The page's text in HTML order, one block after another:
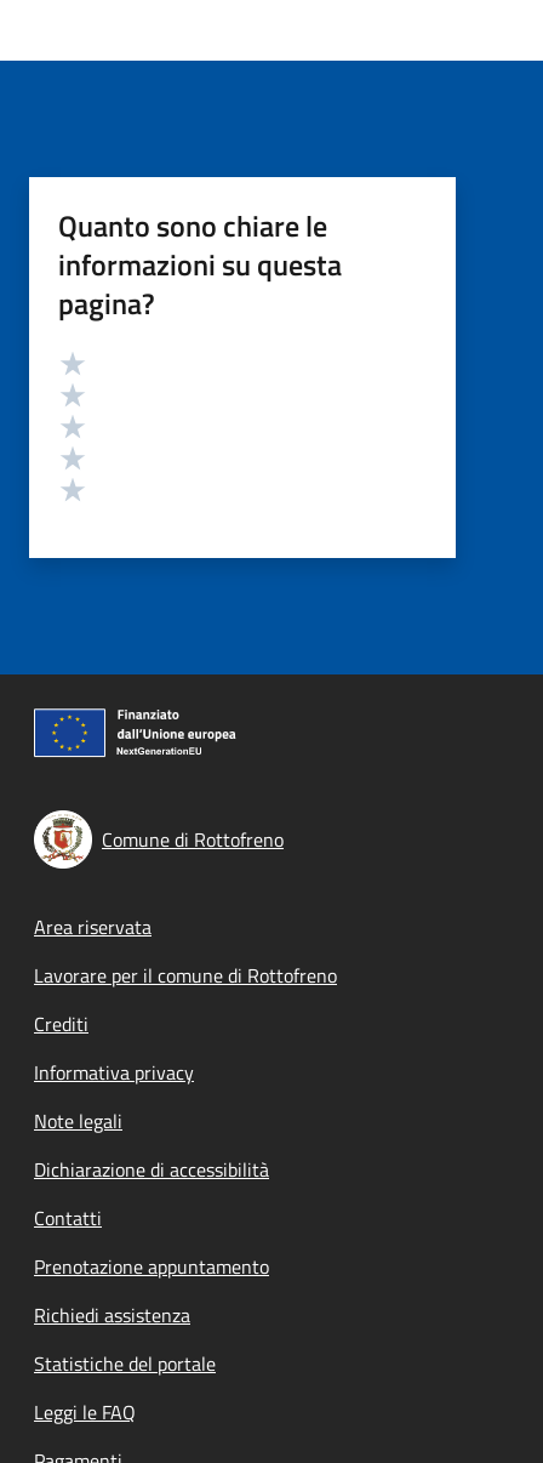
Quanto sono chiare le
informazioni su questa
pagina?
Valutazione
Comune di Rottofreno
Footer menu
Area riservata
Lavorare per il comune di Rottofreno
Crediti
Informativa privacy
Note legali
Dichiarazione di accessibilità
Contatti
Prenotazione appuntamento
Richiedi assistenza
Statistiche del portale
Leggi le FAQ